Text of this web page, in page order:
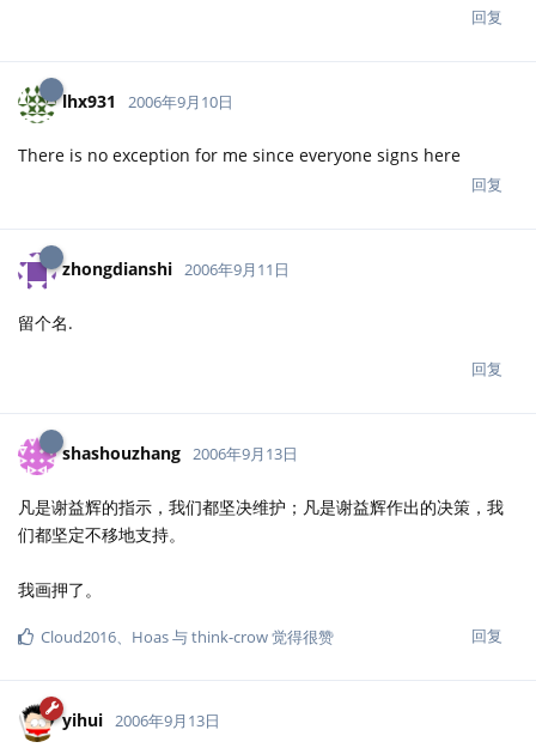
回复
lhx931 2006年9月10日
There is no exception for me since everyone signs here
回复
zhongdianshi 2006年9月11日
留个名.
回复
shashouzhang 2006年9月13日
凡是谢益辉的指示，我们都坚决维护；凡是谢益辉作出的决策，我
们都坚定不移地支持。
我画押了。
回复
Cloud2016 Hoas与think-crow觉得很赞
yihui 2006年9月13日